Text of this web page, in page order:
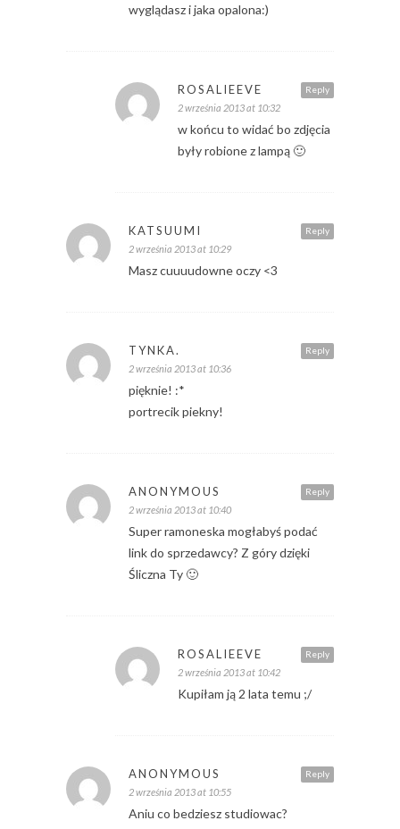
wyglądasz i jaka opalona:)
Reply
ROSALIEEVE
2 września 2013 at 10:32
w końcu to widać bo zdjęcia
były robione z lampą 🙂
Reply
KATSUUMI
2 września 2013 at 10:29
Masz cuuuudowne oczy <3
Reply
TYNKA.
2 września 2013 at 10:36
pięknie! :*
portrecik piekny!
Reply
ANONYMOUS
2 września 2013 at 10:40
Super ramoneska mogłabyś podać
link do sprzedawcy? Z góry dzięki
Śliczna Ty 🙂
Reply
ROSALIEEVE
2 września 2013 at 10:42
Kupiłam ją 2 lata temu ;/
Reply
ANONYMOUS
2 września 2013 at 10:55
Aniu co bedziesz studiowac?